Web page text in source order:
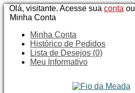
Olá, visitante. Acesse sua conta ou
Minha Conta
Minha Conta
Histórico de Pedidos
Lista de Desejos (0)
Meu Informativo